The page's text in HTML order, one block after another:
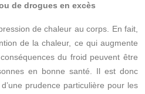
de drogues en excès
de chaleur au corps. En fait,
de la chaleur, ce qui augmente
du froid peuvent être
en bonne santé. Il est donc
prudence particulière pour les